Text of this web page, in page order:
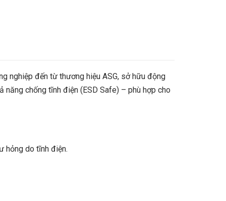
nghiệp đến từ thương hiệu ASG, sở hữu động
chống tĩnh điện (ESD Safe) – phù hợp cho
hỏng do tĩnh điện.